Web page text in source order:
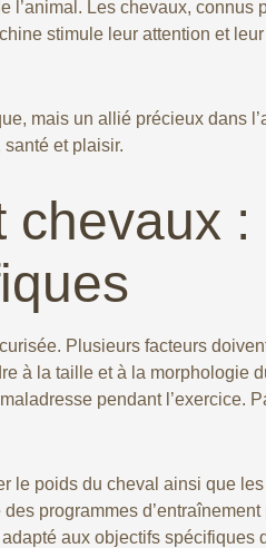
l’animal. Les chevaux, connus
stimule leur attention et
mais un allié précieux dans
et plaisir.
chevaux :
Plusieurs facteurs
à la taille et à la morphologie
pendant l’exercice.
le poids du cheval ainsi que
programmes
aux objectifs spécifiques